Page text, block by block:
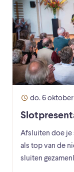
do. 6 oktober
Afsluiten doe je
als top van de
sluiten